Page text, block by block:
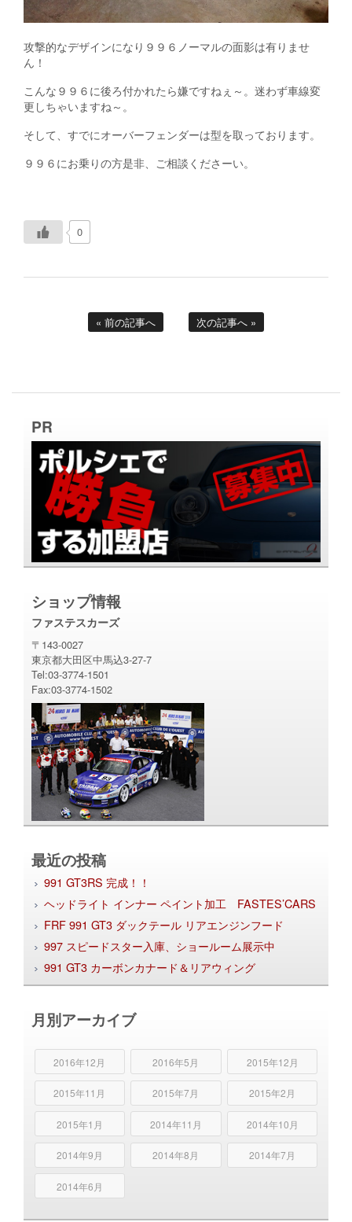
攻撃的なデザインになり９９６ノーマルの面影は有りませ
ん！
こんな９９６に後ろ付かれたら嫌ですねぇ～。迷わず車線変
更しちゃいますね～。
そして、すでにオーバーフェンダーは型を取っております。
９９６にお乗りの方是非、ご相談くださーい。
0
« 前の記事へ 次の記事へ »
PR
ショップ情報
ファステスカーズ
〒143-0027
東京都大田区中馬込3-27-7
Tel:03-3774-1501
Fax:03-3774-1502
最近の投稿
991 GT3RS 完成！！
ヘッドライト インナー ペイント加工 FASTES’CARS
FRF 991 GT3 ダックテール リアエンジンフード
997 スピードスター入庫、ショールーム展示中
991 GT3 カーボンカナード＆リアウィング
月別アーカイブ
2016年12月 2016年5月 2015年12月
2015年11月 2015年7月 2015年2月
2015年1月 2014年11月 2014年10月
2014年9月 2014年8月 2014年7月
2014年6月